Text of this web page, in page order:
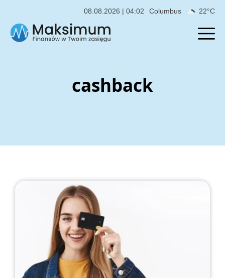
08.08.2026 | 04:02 Columbus 22°C
cashback